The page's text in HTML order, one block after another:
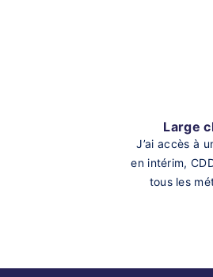
Large
J’ai accès à
en intérim,
tous les